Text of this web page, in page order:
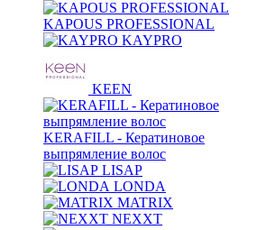
KAPOUS PROFESSIONAL
KAYPRO
KEEN
KERAFILL - Кератиновое
выпрямление волос
LISAP
LONDA
MATRIX
NEXXT